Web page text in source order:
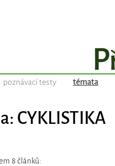
poznávací testy témata
CYKLISTIKA
8 článků: